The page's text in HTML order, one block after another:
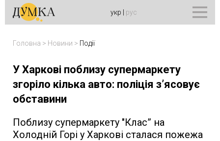
укр рус
Головна > Новини > Події
У Харкові поблизу супермаркету
згоріло кілька авто: поліція з’ясовує
обставини
Поблизу супермаркету "Клас” на
Холодній Горі у Харкові сталася пожежа